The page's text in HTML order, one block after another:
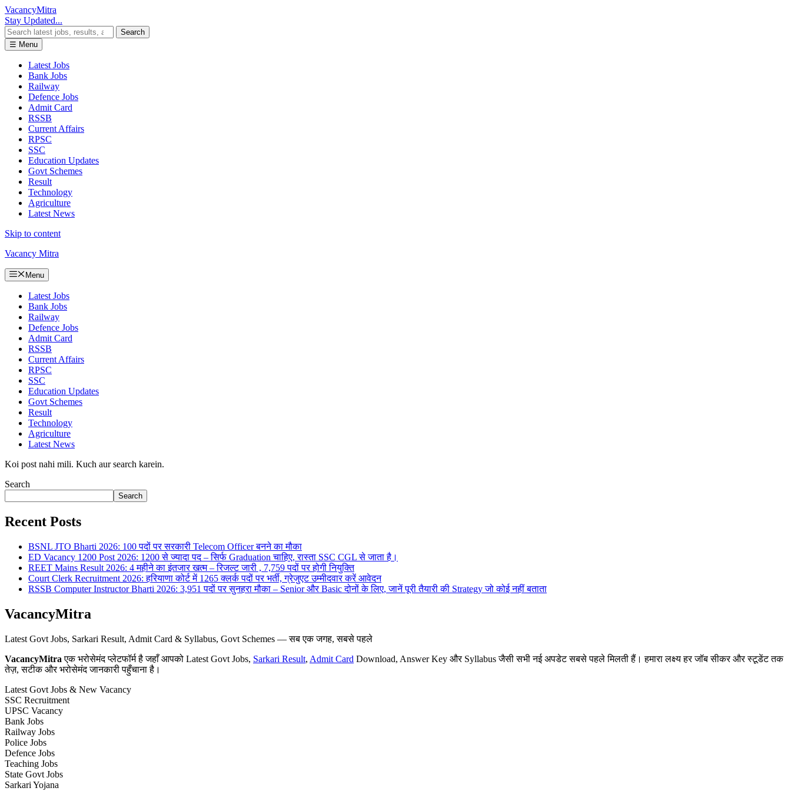
VacancyMitra
Stay Updated...
Search
☰ Menu
Latest Jobs
Bank Jobs
Railway
Defence Jobs
Admit Card
RSSB
Current Affairs
RPSC
SSC
Education Updates
Govt Schemes
Result
Technology
Agriculture
Latest News
Skip to content
Vacancy Mitra
Menu
Latest Jobs
Bank Jobs
Railway
Defence Jobs
Admit Card
RSSB
Current Affairs
RPSC
SSC
Education Updates
Govt Schemes
Result
Technology
Agriculture
Latest News
Koi post nahi mili. Kuch aur search karein.
Search
Search
Recent Posts
BSNL JTO Bharti 2026: 100 पदों पर सरकारी Telecom Officer बनने का मौका
ED Vacancy 1200 Post 2026: 1200 से ज्यादा पद – सिर्फ Graduation चाहिए, रास्ता SSC CGL से जाता है।
REET Mains Result 2026: 4 महीने का इंतजार खत्म – रिजल्ट जारी , 7,759 पदों पर होगी नियुक्ति
Court Clerk Recruitment 2026: हरियाणा कोर्ट में 1265 क्लर्क पदों पर भर्ती, ग्रेजुएट उम्मीदवार करें आवेदन
RSSB Computer Instructor Bharti 2026: 3,951 पदों पर सुनहरा मौका – Senior और Basic दोनों के लिए, जानें पूरी तैयारी की Strategy जो कोई नहीं बताता
VacancyMitra
Latest Govt Jobs, Sarkari Result, Admit Card & Syllabus, Govt Schemes — सब एक जगह, सबसे पहले
VacancyMitra एक भरोसेमंद प्लेटफॉर्म है जहाँ आपको Latest Govt Jobs, Sarkari Result, Admit Card Download, Answer Key और Syllabus जैसी सभी नई अपडेट सबसे पहले मिलती हैं। हमारा लक्ष्य हर जॉब सीकर और स्टूडेंट तक
तेज़, सटीक और भरोसेमंद जानकारी पहुँचाना है।
Latest Govt Jobs & New Vacancy
SSC Recruitment
UPSC Vacancy
Bank Jobs
Railway Jobs
Police Jobs
Defence Jobs
Teaching Jobs
State Govt Jobs
Sarkari Yojana